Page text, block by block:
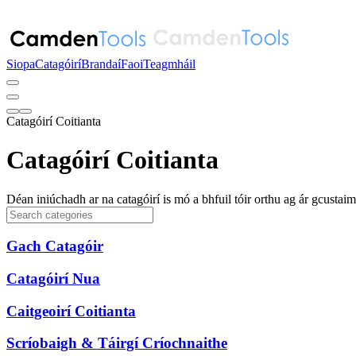
SiopaCatagóiríBrandaíFaoiTeagmháil
Catagóirí Coitianta
Catagóirí Coitianta
Déan iniúchadh ar na catagóirí is mó a bhfuil tóir orthu ag ár
Gach Catagóir
Catagóirí Nua
Caitgeoirí Coitianta
Scríobaigh & Táirgí Críochnaithe